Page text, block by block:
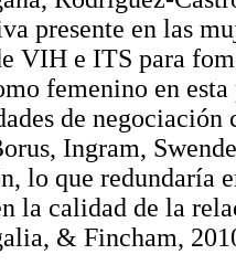
presente en las
VIH e ITS para
femenino en
de
Ingram,
lo que redundaría
la calidad de la
& Fincham,